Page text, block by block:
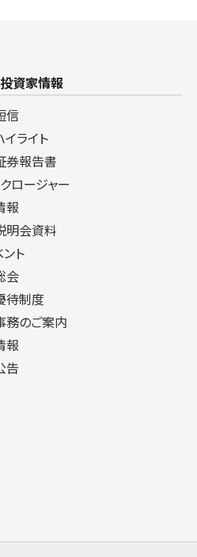
投資家情報
信
ライト
券報告書
ロージャー
報
明会資料
ト
会
待制度
務のご案内
報
告